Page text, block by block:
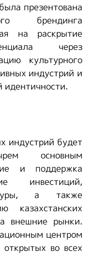
презентована
брендинга
на раскрытие
через
культурного
индустрий и
идентичности.
индустрий будет
основным
и поддержка
инвестиций,
а также
казахстанских
внешние рынки.
центром
во всех